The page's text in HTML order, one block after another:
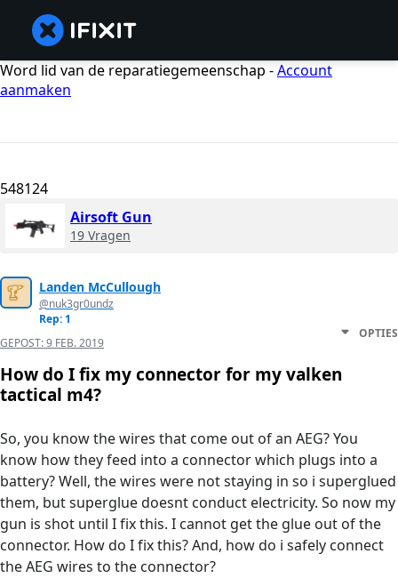
Word lid van de reparatiegemeenschap -Account
aanmaken
548124
Airsoft Gun
19 Vragen
Landen McCullough
@nuk3gr0undz
Rep: 1
GEPOST:9 FEB. 2019
OPTIES
How do I fix my connector for my valken
tactical m4?
So, you know the wires that come out of an AEG? You
know how they feed into a connector which plugs into a
battery? Well, the wires were not staying in so i superglued
them, but superglue doesnt conduct electricity. So now my
gun is shot until I fix this. I cannot get the glue out of the
connector. How do I fix this? And, how do i safely connect
the AEG wires to the connector?